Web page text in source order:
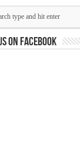
on Facebook